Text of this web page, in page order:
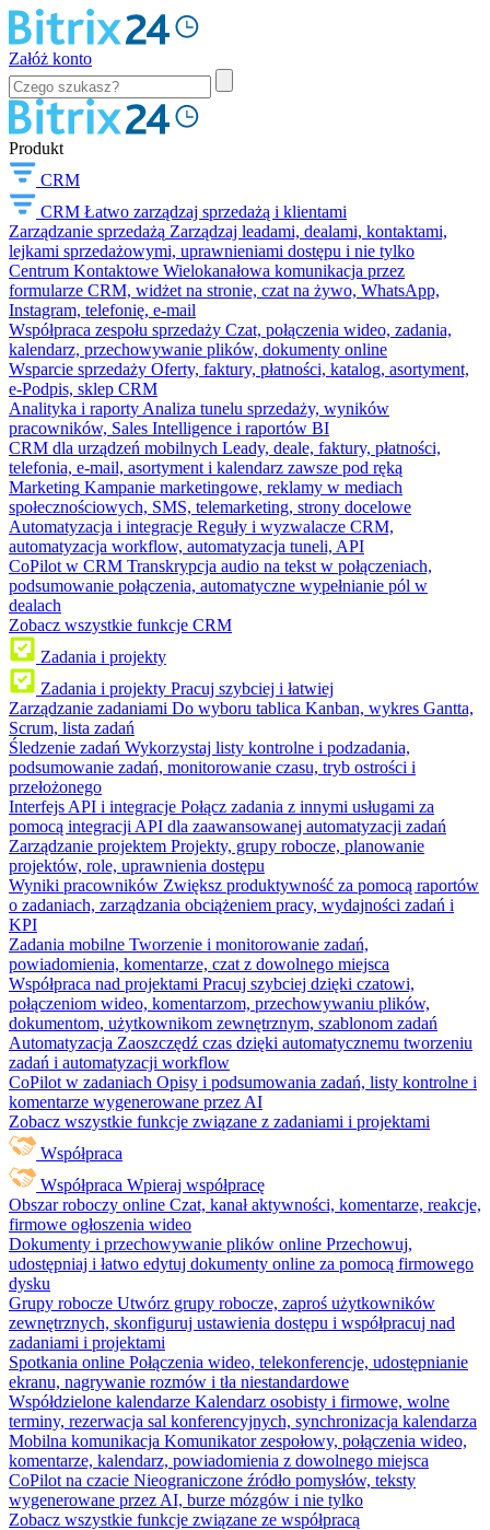
Załóż konto
Produkt
CRM
CRM Łatwo zarządzaj sprzedażą i klientami
Zarządzanie sprzedażą Zarządzaj leadami, dealami, kontaktami,
lejkami sprzedażowymi, uprawnieniami dostępu i nie tylko
Centrum Kontaktowe Wielokanałowa komunikacja przez
formularze CRM, widżet na stronie, czat na żywo, WhatsApp,
Instagram, telefonię, e-mail
Współpraca zespołu sprzedaży Czat, połączenia wideo, zadania,
kalendarz, przechowywanie plików, dokumenty online
Wsparcie sprzedaży Oferty, faktury, płatności, katalog, asortyment,
e-Podpis, sklep CRM
Analityka i raporty Analiza tunelu sprzedaży, wyników
pracowników, Sales Intelligence i raportów BI
CRM dla urządzeń mobilnych Leady, deale, faktury, płatności,
telefonia, e-mail, asortyment i kalendarz zawsze pod ręką
Marketing Kampanie marketingowe, reklamy w mediach
społecznościowych, SMS, telemarketing, strony docelowe
Automatyzacja i integracje Reguły i wyzwalacze CRM,
automatyzacja workflow, automatyzacja tuneli, API
CoPilot w CRM Transkrypcja audio na tekst w połączeniach,
podsumowanie połączenia, automatyczne wypełnianie pól w
dealach
Zobacz wszystkie funkcje CRM
Zadania i projekty
Zadania i projekty Pracuj szybciej i łatwiej
Zarządzanie zadaniami Do wyboru tablica Kanban, wykres Gantta,
Scrum, lista zadań
Śledzenie zadań Wykorzystaj listy kontrolne i podzadania,
podsumowanie zadań, monitorowanie czasu, tryb ostrości i
przełożonego
Interfejs API i integracje Połącz zadania z innymi usługami za
pomocą integracji API dla zaawansowanej automatyzacji zadań
Zarządzanie projektem Projekty, grupy robocze, planowanie
projektów, role, uprawnienia dostępu
Wyniki pracowników Zwiększ produktywność za pomocą raportów
o zadaniach, zarządzania obciążeniem pracy, wydajności zadań i
KPI
Zadania mobilne Tworzenie i monitorowanie zadań,
powiadomienia, komentarze, czat z dowolnego miejsca
Współpraca nad projektami Pracuj szybciej dzięki czatowi,
połączeniom wideo, komentarzom, przechowywaniu plików,
dokumentom, użytkownikom zewnętrznym, szablonom zadań
Automatyzacja Zaoszczędź czas dzięki automatycznemu tworzeniu
zadań i automatyzacji workflow
CoPilot w zadaniach Opisy i podsumowania zadań, listy kontrolne i
komentarze wygenerowane przez AI
Zobacz wszystkie funkcje związane z zadaniami i projektami
Współpraca
Współpraca Wpieraj współpracę
Obszar roboczy online Czat, kanał aktywności, komentarze, reakcje,
firmowe ogłoszenia wideo
Dokumenty i przechowywanie plików online Przechowuj,
udostępniaj i łatwo edytuj dokumenty online za pomocą firmowego
dysku
Grupy robocze Utwórz grupy robocze, zaproś użytkowników
zewnętrznych, skonfiguruj ustawienia dostępu i współpracuj nad
zadaniami i projektami
Spotkania online Połączenia wideo, telekonferencje, udostępnianie
ekranu, nagrywanie rozmów i tła niestandardowe
Współdzielone kalendarze Kalendarz osobisty i firmowe, wolne
terminy, rezerwacja sal konferencyjnych, synchronizacja kalendarza
Mobilna komunikacja Komunikator zespołowy, połączenia wideo,
komentarze, kalendarz, powiadomienia z dowolnego miejsca
CoPilot na czacie Nieograniczone źródło pomysłów, teksty
wygenerowane przez AI, burze mózgów i nie tylko
Zobacz wszystkie funkcje związane ze współpracą